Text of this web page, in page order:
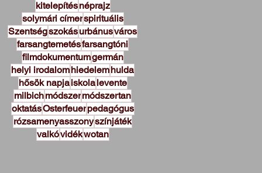
kitelepítésnéprajz
solymári címerspirituális
Szentségszokásurbánusváros
farsangtemetésfarsangtóni
filmdokumentumgermán
helyi irodalomhiedelemhulda
hősök napjaiskolalevente
milbichmódszermódszertan
oktatásOsterfeuerpedagógus
rózsamenyasszonyszínjáték
valkóvidékwotan